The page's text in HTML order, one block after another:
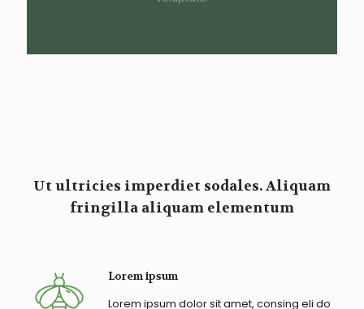
Ut ultricies imperdiet sodales. Aliquam
fringilla aliquam elementum
Lorem ipsum
Lorem ipsum dolor sit amet, consing eli do